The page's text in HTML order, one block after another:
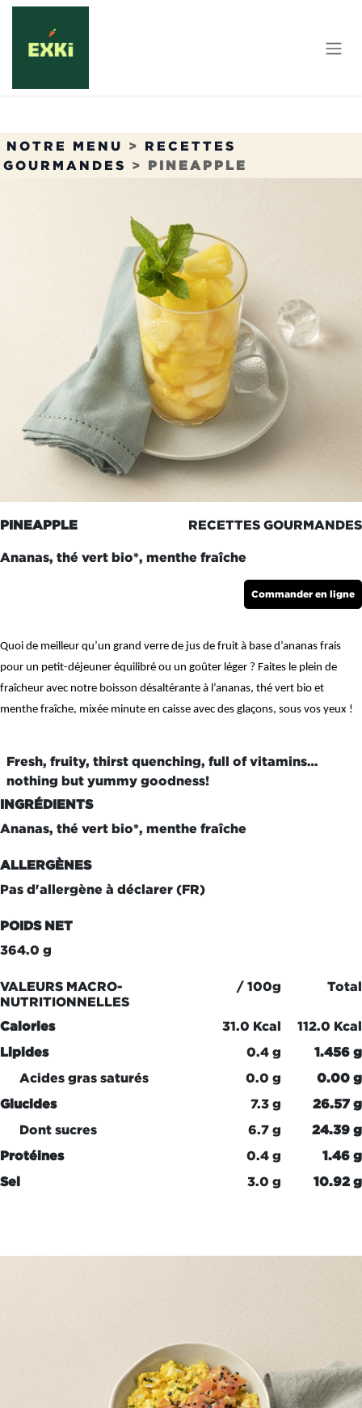
Se rendre au contenu
NOTRE MENU > RECETTES
GOURMANDES > PINEAPPLE
PINEAPPLE RECETTES GOURMANDES
Ananas, thé vert bio*, menthe fraîche
Commander en ligne
Quoi de meilleur qu’un grand verre de jus de fruit à base d’ananas frais
pour un petit-déjeuner équilibré ou un goûter léger ? Faites le plein de
fraîcheur avec notre boisson désaltérante à l’ananas, thé vert bio et
menthe fraîche, mixée minute en caisse avec des glaçons, sous vos yeux !
Fresh, fruity, thirst quenching, full of vitamins…
nothing but yummy goodness!
INGRÉDIENTS
Ananas, thé vert bio*, menthe fraîche
ALLERGÈNES
Pas d'allergène à déclarer (FR)
POIDS NET
364.0 g
VALEURS MACRO-
NUTRITIONNELLES
/ 100g Total
Calories 31.0 Kcal
112.0 Kcal
Lipides
0.4 g
1.456 g
Acides gras saturés
0.0 g
0.00 g
Glucides
7.3 g
26.57 g
Dont sucres
6.7 g
24.39 g
Protéines
0.4 g
1.46 g
Sel
3.0 g 10.92 g